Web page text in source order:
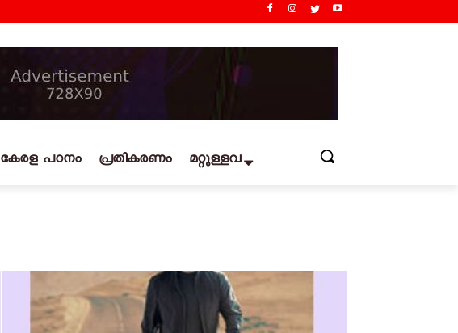
കേരള പഠനം പ്രതികരണം മറ്റുള്ളവ